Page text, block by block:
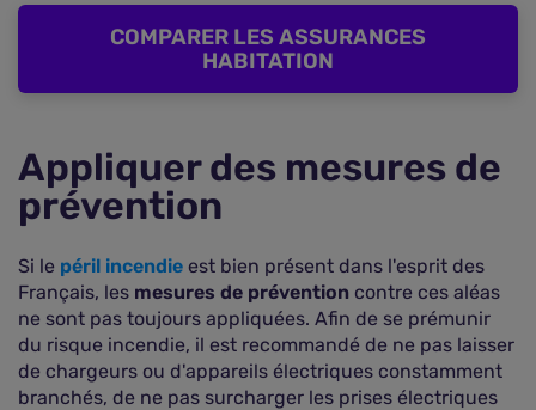
COMPARER LES ASSURANCES
HABITATION
Appliquer des mesures de
prévention
Si le péril incendie est bien présent dans l'esprit des
Français, les mesures de prévention contre ces aléas
ne sont pas toujours appliquées. Afin de se prémunir
du risque incendie, il est recommandé de ne pas laisser
de chargeurs ou d'appareils électriques constamment
branchés, de ne pas surcharger les prises électriques